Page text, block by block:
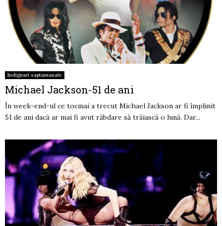
Indignari saptamanale
Michael Jackson-51 de ani
În week-end-ul ce tocmai a trecut Michael Jackson ar fi împlinit
51 de ani dacă ar mai fi avut răbdare să trăiască o lună. Dar...